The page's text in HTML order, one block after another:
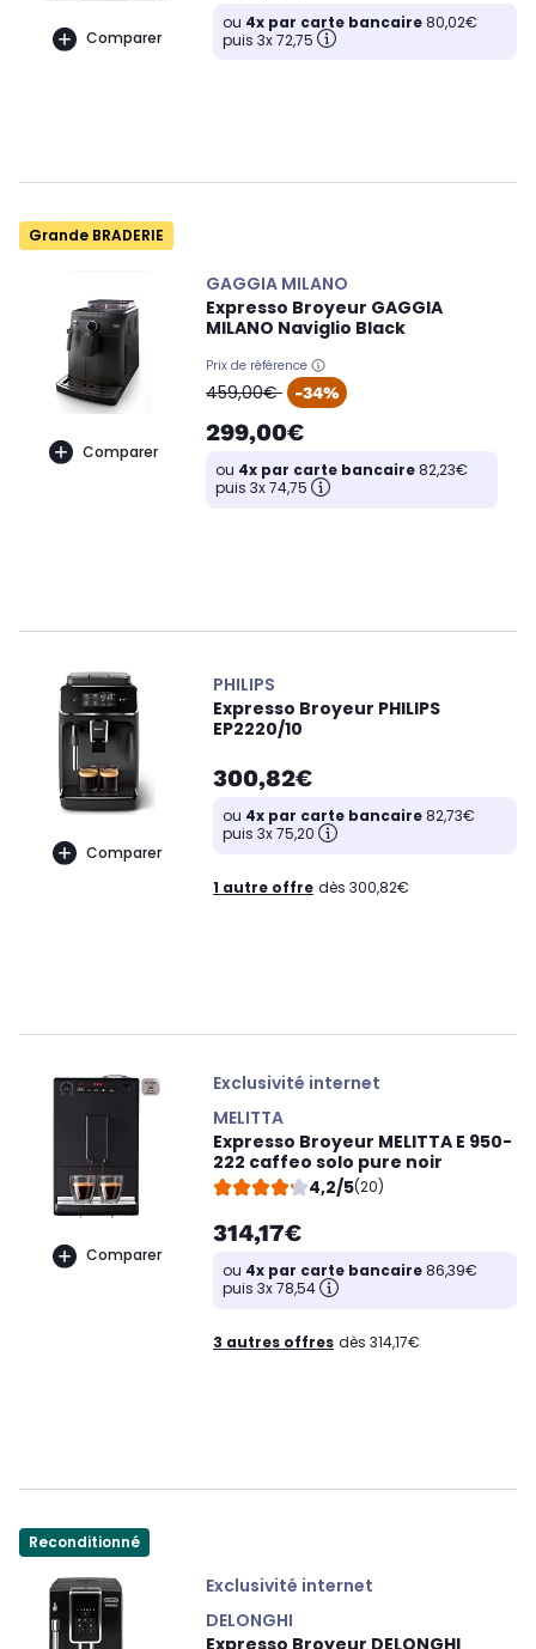
Comparer
ou 4x par carte bancaire80,02€
puis 3x 72,75
Grande BRADERIE
Comparer
GAGGIA MILANO
Expresso Broyeur GAGGIA
MILANO Naviglio Black
Prix de référence
oldPrice
459,00€ -34%
299,00€
ou 4x par carte bancaire82,23€
puis 3x 74,75
Comparer
PHILIPS
Expresso Broyeur PHILIPS
EP2220/10
300,82€
ou 4x par carte bancaire82,73€
puis 3x 75,20
1 autre offre dès 300,82€
Comparer
Exclusivité internet
MELITTA
Expresso Broyeur MELITTA E 950-
222 caffeo solo pure noir
4,2/5(20)
314,17€
ou 4x par carte bancaire86,39€
puis 3x 78,54
3 autres offres dès 314,17€
Reconditionné
Exclusivité internet
DELONGHI
Expresso Broyeur DELONGHI